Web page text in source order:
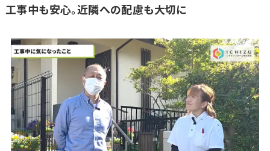
工事中も安心。近隣への配慮も大切に